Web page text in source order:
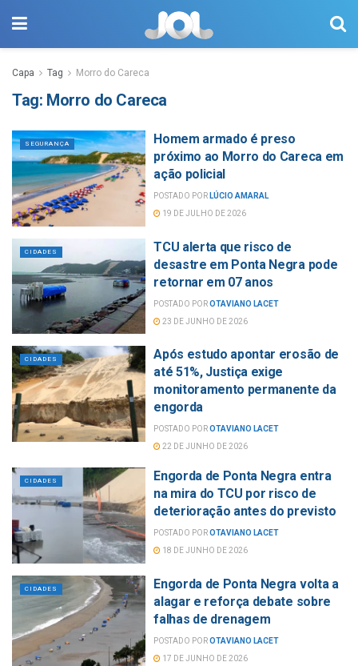
Capa Tag Morro do Careca
Tag: Morro do Careca
SEGURANÇA
Homem armado é preso
próximo ao Morro do Careca em
ação policial
POSTADO POR LÚCIO AMARAL
19 DE JULHO DE 2026
CIDADES
TCU alerta que risco de
desastre em Ponta Negra pode
retornar em 07 anos
POSTADO POROTAVIANO LACET
23 DE JUNHO DE 2026
CIDADES
Após estudo apontar erosão de
até 51%, Justiça exige
monitoramento permanente da
engorda
POSTADO POROTAVIANO LACET
22 DE JUNHO DE 2026
CIDADES
Engorda de Ponta Negra entra
na mira do TCU por risco de
deterioração antes do previsto
POSTADO POROTAVIANO LACET
18 DE JUNHO DE 2026
CIDADES
Engorda de Ponta Negra volta a
alagar e reforça debate sobre
falhas de drenagem
POSTADO POROTAVIANO LACET
17 DE JUNHO DE 2026